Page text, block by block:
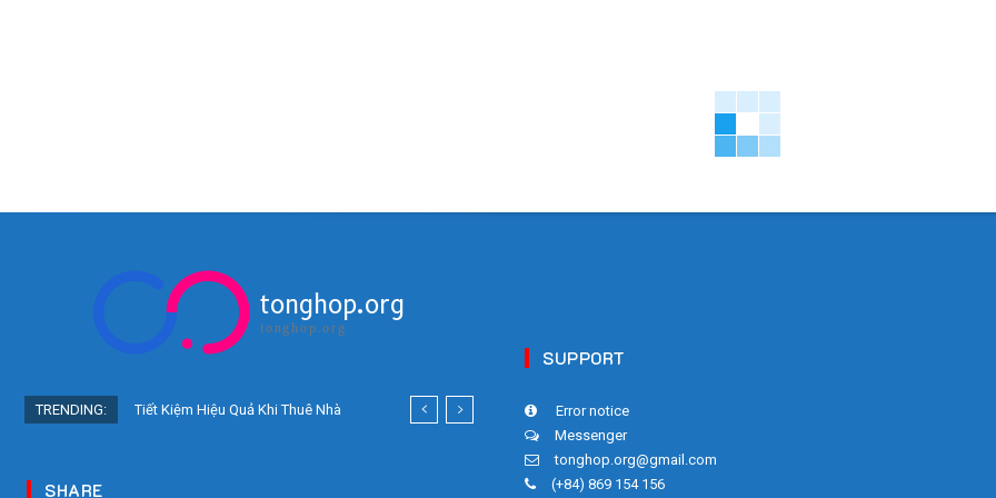
tonghop.org
tonghop.org
TRENDING:
Tiết Kiệm Hiệu Quả Khi Thuê Nhà
SHARE
SUPPORT
Error notice
Messenger
tonghop.org@gmail.com
(+84) 869 154 156